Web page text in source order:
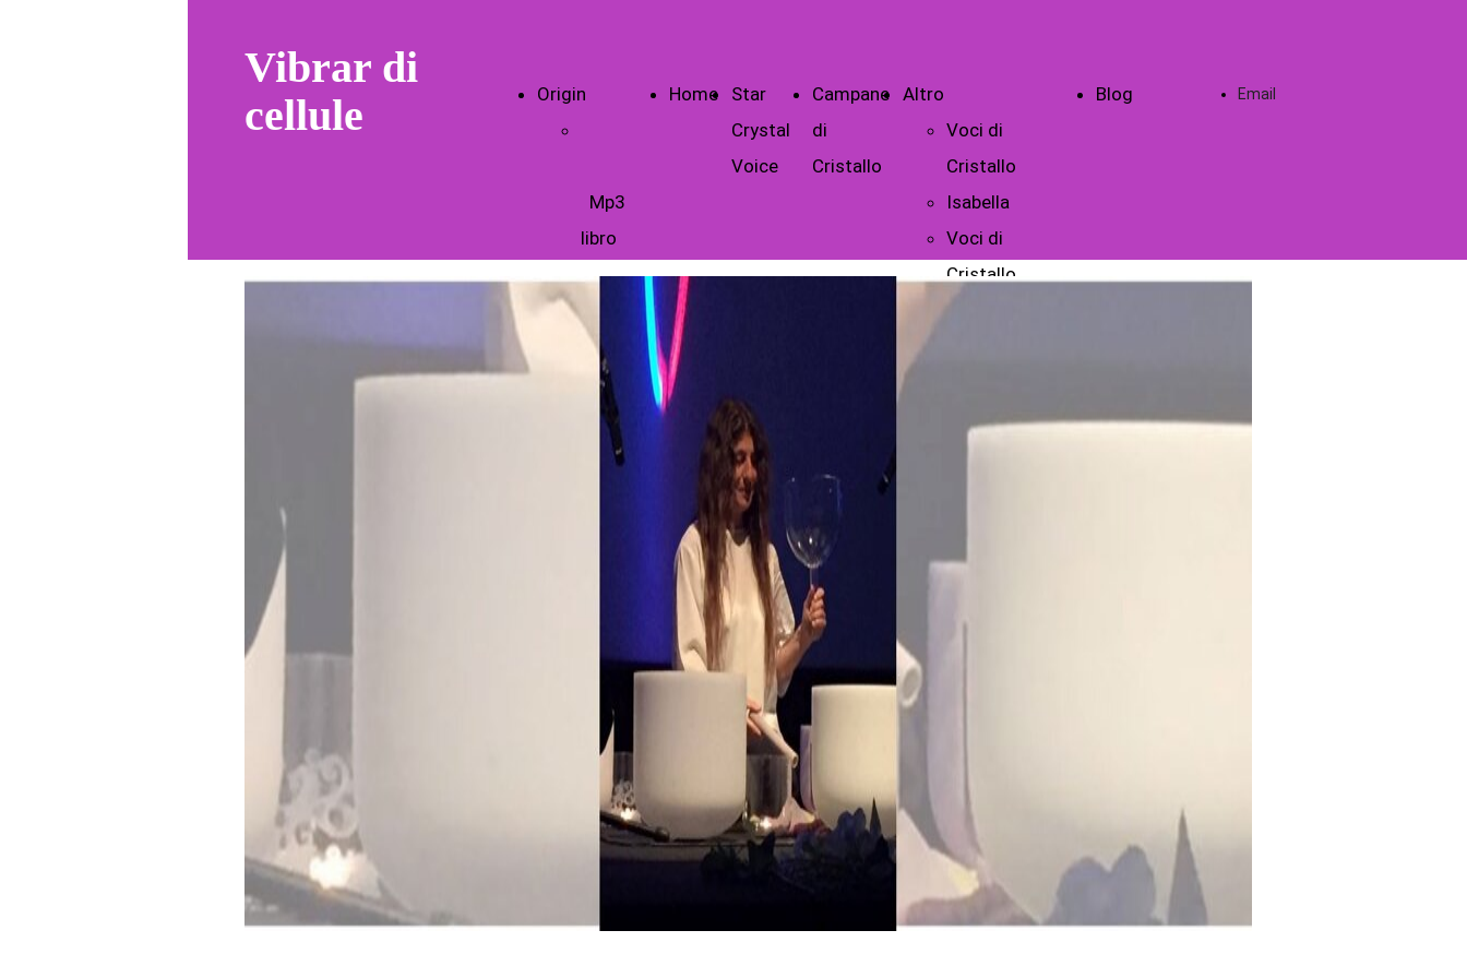
Vibrar di
cellule
Email
Origin
Mp3
libro
Home
Star
Crystal
Voice
Campane
di
Cristallo
Altro
Voci di
Cristallo
Isabella
Voci di
Cristallo
Libera Scuola
Blog